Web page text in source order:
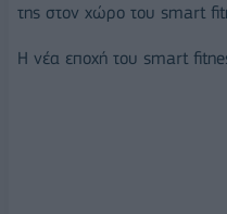
της στον χώρο του smart
Η νέα εποχή του smart